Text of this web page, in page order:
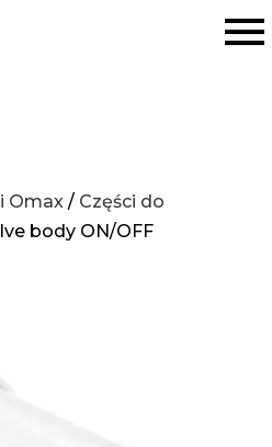
Omax / Części do
body ON/OFF